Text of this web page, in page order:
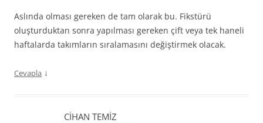
Aslında olması gereken de tam olarak bu. Fikstürü
oluşturduktan sonra yapılması gereken çift veya tek haneli
haftalarda takımların sıralamasını değiştirmek olacak.
Cevapla ↓
CİHAN TEMİZ